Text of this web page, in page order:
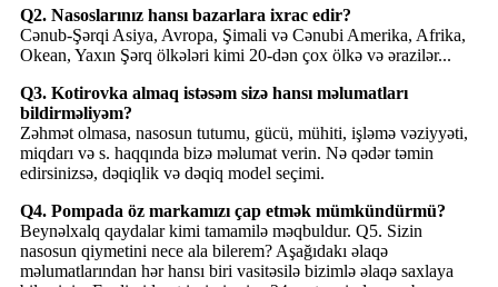
Q2. Nasoslarınız hansı bazarlara ixrac edir?
Cənub-Şərqi Asiya, Avropa, Şimali və Cənubi Amerika, Afrika,
Okean, Yaxın Şərq ölkələri kimi 20-dən çox ölkə və ərazilər...
Q3. Kotirovka almaq istəsəm sizə hansı məlumatları
bildirməliyəm?
Zəhmət olmasa, nasosun tutumu, gücü, mühiti, işləmə vəziyyəti,
miqdarı və s. haqqında bizə məlumat verin. Nə qədər təmin
edirsinizsə, dəqiqlik və dəqiq model seçimi.
Q4. Pompada öz markamızı çap etmək mümkündürmü?
Beynəlxalq qaydalar kimi tamamilə məqbuldur. Q5. Sizin
nasosun qiymetini nece ala bilerem? Aşağıdakı əlaqə
məlumatlarından hər hansı biri vasitəsilə bizimlə əlaqə saxlaya